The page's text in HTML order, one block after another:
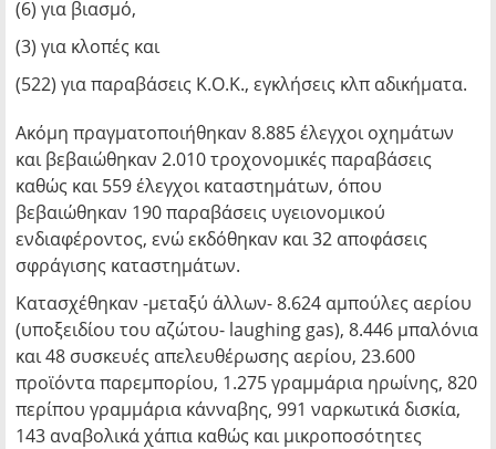
(6) για βιασμό,
(3) για κλοπές και
(522) για παραβάσεις Κ.Ο.Κ., εγκλήσεις κλπ αδικήματα.
Ακόμη πραγματοποιήθηκαν 8.885 έλεγχοι οχημάτων
και βεβαιώθηκαν 2.010 τροχονομικές παραβάσεις
καθώς και 559 έλεγχοι καταστημάτων, όπου
βεβαιώθηκαν 190 παραβάσεις υγειονομικού
ενδιαφέροντος, ενώ εκδόθηκαν και 32 αποφάσεις
σφράγισης καταστημάτων.
Κατασχέθηκαν -μεταξύ άλλων- 8.624 αμπούλες αερίου
(υποξειδίου του αζώτου- laughing gas), 8.446 μπαλόνια
και 48 συσκευές απελευθέρωσης αερίου, 23.600
προϊόντα παρεμπορίου, 1.275 γραμμάρια ηρωίνης, 820
περίπου γραμμάρια κάνναβης, 991 ναρκωτικά δισκία,
143 αναβολικά χάπια καθώς και μικροποσότητες